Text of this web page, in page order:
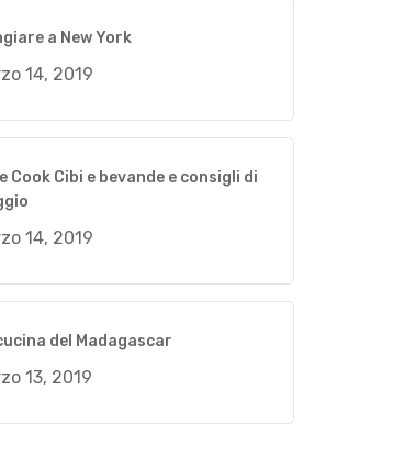
a New York
14, 2019
Cook Cibi e bevande e consigli di
14, 2019
del Madagascar
13, 2019